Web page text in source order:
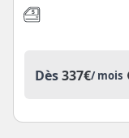
Dès337€/ mois